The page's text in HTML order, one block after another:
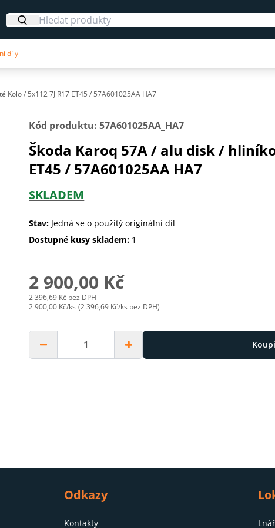
díly
Kolo / 5x112 7J R17 ET45 / 57A601025AA HA7
Skip to next slide
Kód produktu: 57A601025AA_HA7
Škoda Karoq 57A / alu disk /
ET45 / 57A601025AA HA7
SKLADEM
Stav: Jedná se o použitý originální díl
Dostupné kusy skladem: 1
2 900,00 Kč
2 396,69 Kč bez DPH
2 900,00 Kč/ks (2 396,69 Kč/ks bez DPH)
Odkazy
Kontakty